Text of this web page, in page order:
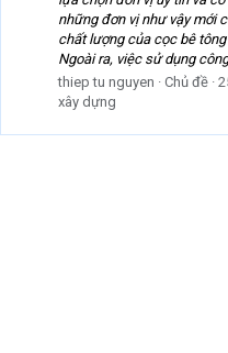
những đơn vị như vậy mới
chất lượng của cọc bê
Ngoài ra, việc sử dụng
thiep tu nguyen
Chủ đề
xây dựng